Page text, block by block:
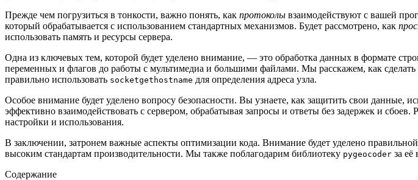
Прежде чем погрузиться в тонкости, важно понять, как протоколы взаимодействуют с вашей
который обрабатывается с использованием стандартных механизмов. Будет рассмотрено, как
использовать память и ресурсы сервера.
Одна из ключевых тем, которой будет уделено внимание, — это обработка данных в формате
переменных и флагов до работы с мультимедиа и большими файлами. Мы расскажем, как
правильно использовать socketgethostname для определения адреса узла.
Особое внимание будет уделено вопросу безопасности. Вы узнаете, как защитить свои данные,
эффективно взаимодействовать с сервером, обрабатывая запросы и ответы без задержек и
настройки и использования.
В заключении, затронем важные аспекты оптимизации кода. Внимание будет уделено
высоким стандартам производительности. Мы также поблагодарим библиотеку pygeocoder за
Содержание